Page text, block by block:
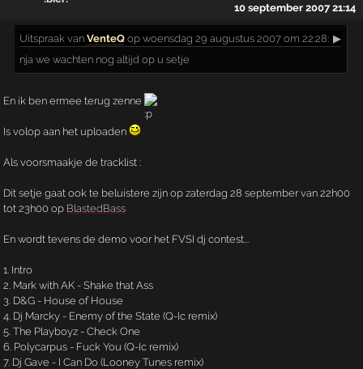
10 september 2007 21:14
Uitspraak vanVenteQ op woensdag 29 augustus 2007 om 22:28: ▶
nja we wachten nog altijd op u setje
En ik ben ermee terug zenne
Is volop aan het uploaden
Als voorsmaakje de tracklist :
Dit setje gaat ook te beluistere zijn op zaterdag 28 september van 22h00
tot 23h00 op BlastedBass
En wordt tevens de demo voor het FVSI dj contest...
1. Intro
2. Mark with AK - Shake that Ass
3. D&G - House of House
4. Dj Marcky - Enemy of the State (Q-Ic remix)
5. The Playboyz - Check One
6. Polycarpus - Fuck You (Q-Ic remix)
7. Dj Gave - I Can Do (Looney Tunes remix)